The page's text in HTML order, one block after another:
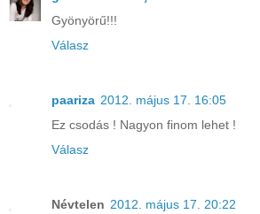
Gyönyörű!!!
Válasz
paariza 2012. május 17. 16:05
Ez csodás ! Nagyon finom lehet !
Válasz
Névtelen 2012. május 17. 20:22